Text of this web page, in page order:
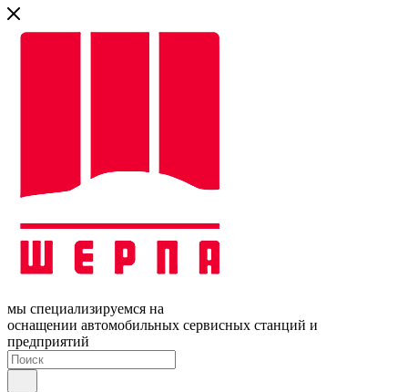
мы специализируемся на
оснащении автомобильных сервисных станций и
предприятий